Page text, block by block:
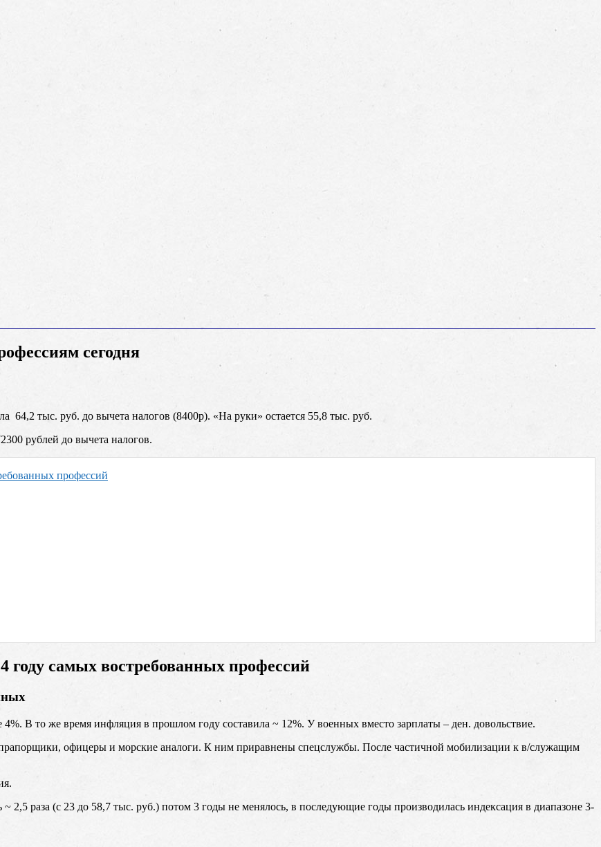
сегодня
64,2 тыс. руб. до вычета налогов (8400р). «На руки» остается 55,8 тыс. руб.
рублей до вычета налогов.
профессий
году самых востребованных профессий
В то же время инфляция в прошлом году составила ~ 12%. У военных вместо зарплаты – ден. довольствие.
офицеры и морские аналоги. К ним приравнены спецслужбы. После частичной мобилизации к в/служащим
~ 2,5 раза (с 23 до 58,7 тыс. руб.) потом 3 годы не менялось, в последующие годы производилась индексация в диапазоне 3-